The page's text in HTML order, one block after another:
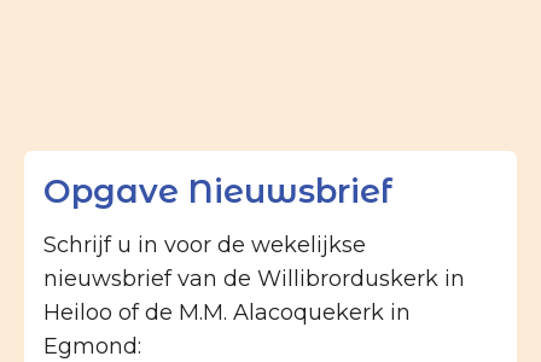
Opgave Nieuwsbrief
Schrijf u in voor de wekelijkse
nieuwsbrief van de Willibrorduskerk in
Heiloo of de M.M. Alacoquekerk in
Egmond: